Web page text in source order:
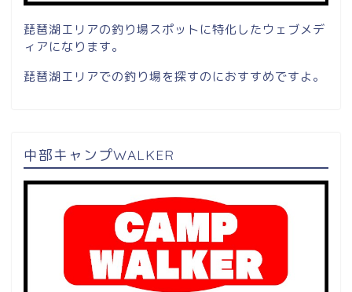
琵琶湖エリアの釣り場スポットに特化したウェブメデ
ィアになります。
琵琶湖エリアでの釣り場を探すのにおすすめですよ。
中部キャンプWALKER